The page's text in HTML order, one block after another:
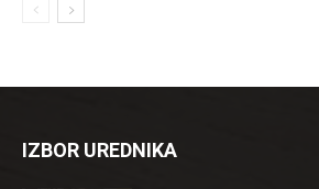
IZBOR UREDNIKA